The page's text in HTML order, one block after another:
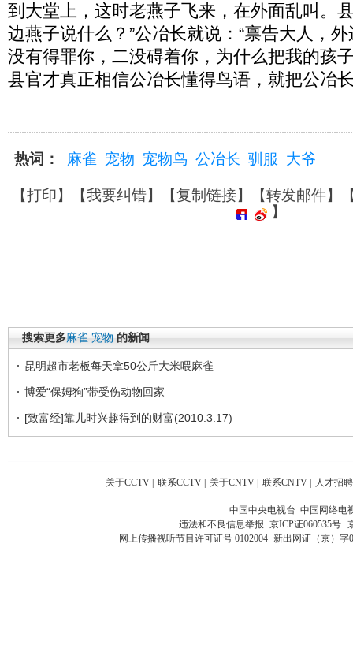
到大堂上，这时老燕子飞来，在外面乱叫。
边燕子说什么？”公冶长就说：“禀告大人，
没有得罪你，二没碍着你，为什么把我的孩
县官才真正相信公冶长懂得鸟语，就把公冶
热词： 麻雀 宠物 宠物鸟 公冶长 驯服 大爷
【打印】【我要纠错】【复制链接】【转发邮件】
】
搜索更多麻雀 宠物 的新闻
昆明超市老板每天拿50公斤大米喂麻雀
博爱“保姆狗”带受伤动物回家
[致富经]靠儿时兴趣得到的财富(2010.3.17)
关于CCTV | 联系CCTV | 关于CNTV | 联系CNTV | 人才招聘
中国中央电视台 中国网络电
违法和不良信息举报 京ICP证060535号
网上传播视听节目许可证号 0102004 新出网证（京）